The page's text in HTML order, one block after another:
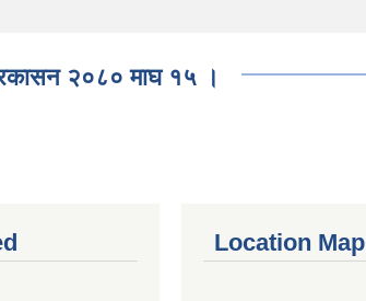
२०८० माघ १५ ।
Location Map